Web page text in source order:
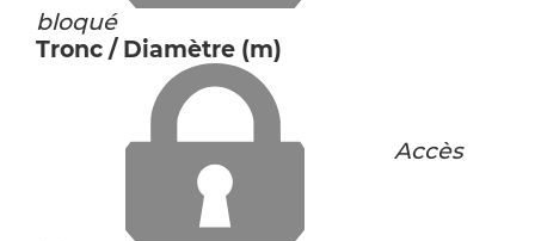
bloqué
Tronc / Diamètre (m)
Accès